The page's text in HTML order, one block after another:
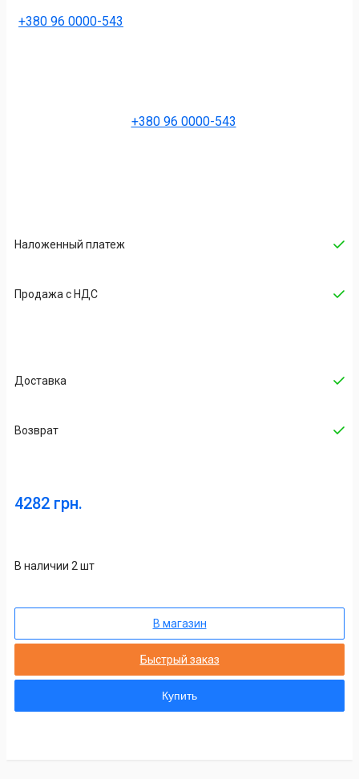
+380 96 0000-543
+380 96 0000-543
Наложенный платеж
Продажа с НДС
Доставка
Возврат
4282 грн.
В наличии 2 шт
В магазин
Быстрый заказ
Купить